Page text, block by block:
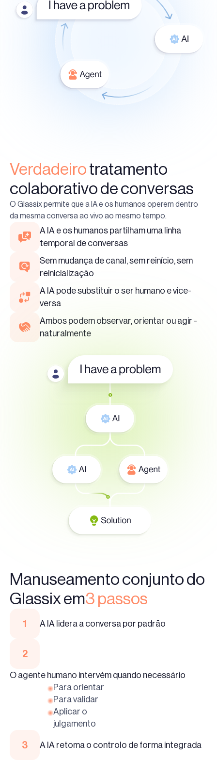
Verdadeirotratamento
colaborativo de conversas
O Glassix permite que a IA e os humanos operem dentro
da mesma conversa ao vivo ao mesmo tempo.
A IA e os humanos partilham uma linha
temporal de conversas
Sem mudança de canal, sem reinício, sem
reinicialização
A IA pode substituir o ser humano e vice-
versa
Ambos podem observar, orientar ou agir -
naturalmente
Manuseamento conjunto do
Glassix em3 passos
1 A IA lidera a conversa por padrão
2
O agente humano intervém quando necessário
Para orientar
Para validar
Aplicar o
julgamento
3 A IA retoma o controlo de forma integrada